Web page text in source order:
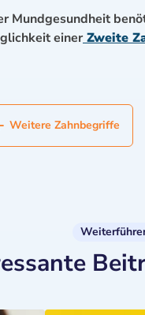
Mundgesundheit
einer Zweite
Weitere Zahnbegriffe